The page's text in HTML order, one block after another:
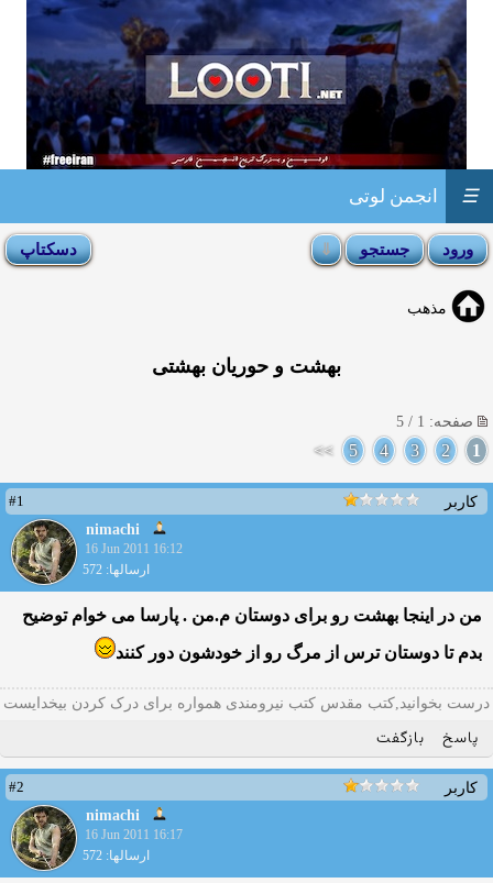
انجمن لوتی ☰
مذهب
بهشت و حوریان بهشتی
صفحه: 1 / 5
1
2
3
4
5
>>
کاربر
#1
nimachi
16 Jun 2011 16:12
ارسالها: 572
من در اینجا بهشت رو برای دوستان م.من . پارسا می خوام توضیح
بدم تا دوستان ترس از مرگ رو از خودشون دور كنند
درست بخوانید,کتب مقدس کتب نیرومندی همواره برای درک کردن بیخدایست
پاسخ بازگفت
کاربر
#2
nimachi
16 Jun 2011 16:17
ارسالها: 572